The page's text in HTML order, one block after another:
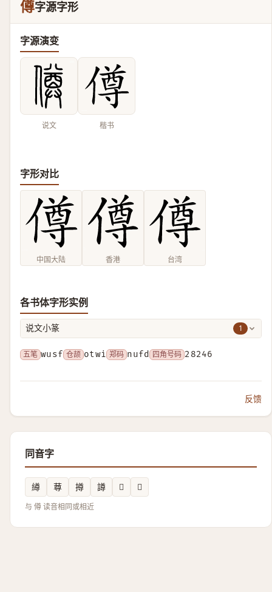
僔字源字形
字源演变
说文 楷书
字形对比
中国大陆 香港 台湾
各书体字形实例
说文小篆 1
五笔 wusf 仓颉 otwi 郑码 nufd 四角号码 28246
反馈
同音字
繜 䔿 撙 譐 𠟃 𦢐
与 僔 读音相同或相近